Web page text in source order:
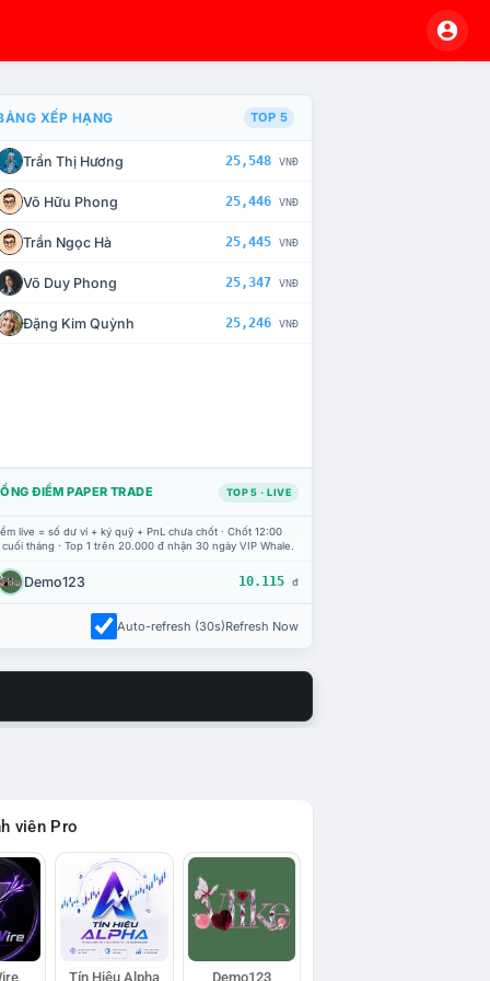
CHẾ TÀI XỬ LÝ VI PHẠM
XẾP HẠNG TOP 5
Trần Thị Hương 25,548 VNĐ
Võ Hữu Phong 25,446 VNĐ
Trần Ngọc Hà 25,445 VNĐ
Võ Duy Phong 25,347 VNĐ
Đặng Kim Quỳnh 25,246 VNĐ
ĐIỂM PAPER TRADE TOP 5 · LIVE
live = số dư ví + ký quỹ + PnL chưa chốt · Chốt 12:00
tháng · Top 1 trên 20.000 đ nhận 30 ngày VIP Whale.
Demo123 10.115 đ
Auto-refresh (30s)Refresh Now
viên Pro
Tín Hiệu Alpha Demo123